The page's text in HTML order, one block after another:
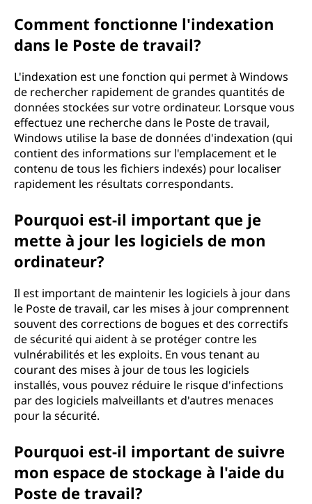
Comment fonctionne l'indexation
dans le Poste de travail?
L'indexation est une fonction qui permet à Windows
de rechercher rapidement de grandes quantités de
données stockées sur votre ordinateur. Lorsque vous
effectuez une recherche dans le Poste de travail,
Windows utilise la base de données d'indexation (qui
contient des informations sur l'emplacement et le
contenu de tous les fichiers indexés) pour localiser
rapidement les résultats correspondants.
Pourquoi est-il important que je
mette à jour les logiciels de mon
ordinateur?
Il est important de maintenir les logiciels à jour dans
le Poste de travail, car les mises à jour comprennent
souvent des corrections de bogues et des correctifs
de sécurité qui aident à se protéger contre les
vulnérabilités et les exploits. En vous tenant au
courant des mises à jour de tous les logiciels
installés, vous pouvez réduire le risque d'infections
par des logiciels malveillants et d'autres menaces
pour la sécurité.
Pourquoi est-il important de suivre
mon espace de stockage à l'aide du
Poste de travail?